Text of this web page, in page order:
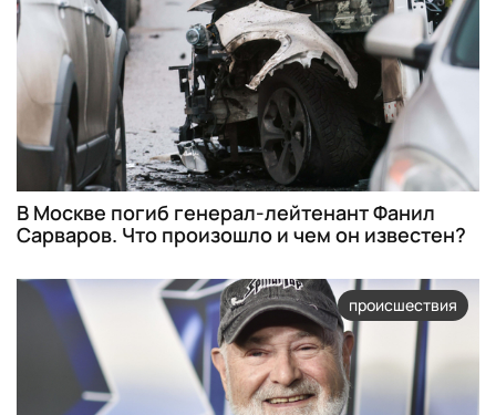
В Москве погиб генерал-лейтенант Фанил
Сарваров. Что произошло и чем он известен?
происшествия